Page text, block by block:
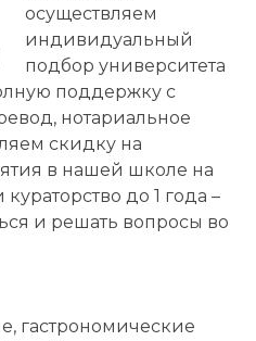
осуществляем
индивидуальный
подбор университета
поддержку с
нотариальное
скидку на
в нашей школе на
до 1 года –
и решать вопросы во
гастрономические